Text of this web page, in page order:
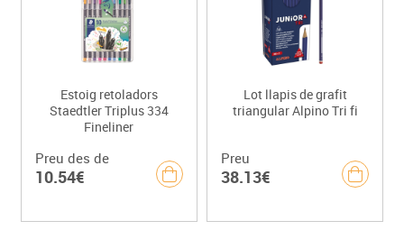
Estoig retoladors
Staedtler Triplus 334
Fineliner
Preu des de
10.54€
Lot llapis de grafit
triangular Alpino Tri fi
Preu
38.13€